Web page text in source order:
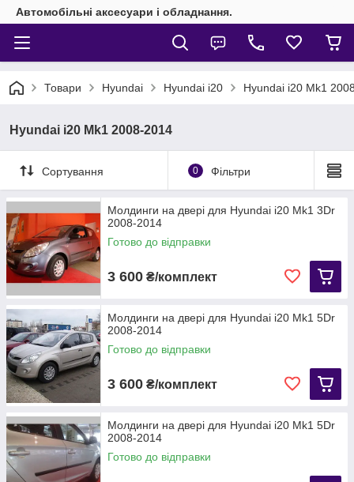
Автомобільні аксесуари і обладнання.
Товари Hyundai Hyundai i20 Hyundai i20 Mk1
Hyundai i20 Mk1 2008-2014
Сортування 0 Фільтри
Молдинги на двері для Hyundai i20 Mk1 3Dr
2008-2014
Готово до відправки
3 600 ₴/комплект
Молдинги на двері для Hyundai i20 Mk1 5Dr
2008-2014
Готово до відправки
3 600 ₴/комплект
Молдинги на двері для Hyundai i20 Mk1 5Dr
2008-2014
Готово до відправки